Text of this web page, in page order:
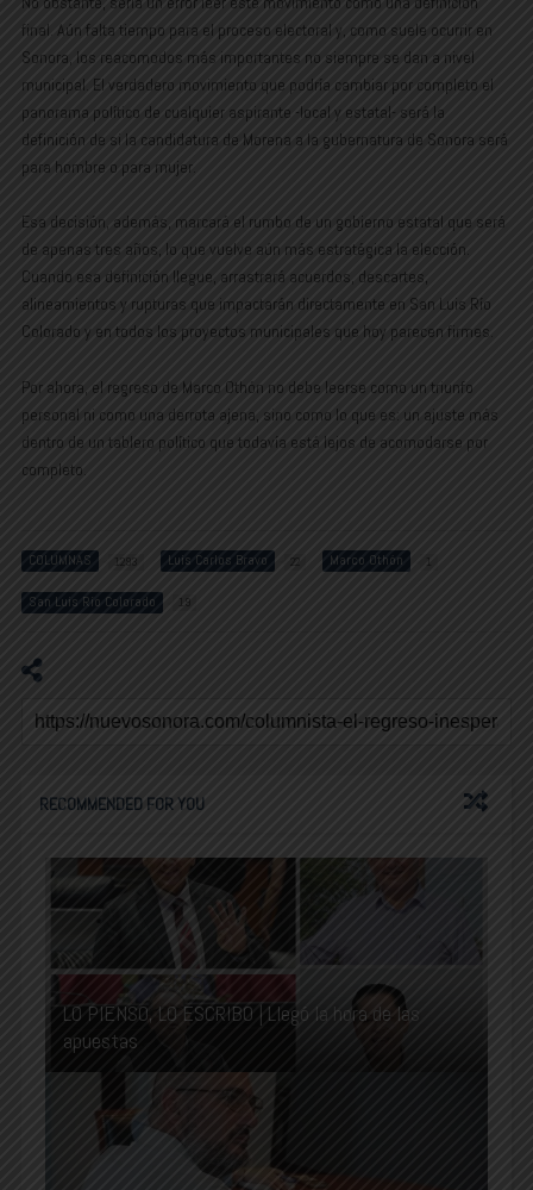
final. Aún falta tiempo para el proceso electoral y, como suele ocurrir en
Sonora, los reacomodos más importantes no siempre se dan a nivel
municipal. El verdadero movimiento que podría cambiar por completo el
panorama político de cualquier aspirante -local y estatal- será la
definición de si la candidatura de Morena a la gubernatura de Sonora será
para hombre o para mujer.
Esa decisión, además, marcará el rumbo de un gobierno estatal que será
de apenas tres años, lo que vuelve aún más estratégica la elección.
Cuando esa definición llegue, arrastrará acuerdos, descartes,
alineamientos y rupturas que impactarán directamente en San Luis Río
Colorado y en todos los proyectos municipales que hoy parecen firmes.
Por ahora, el regreso de Marco Othón no debe leerse como un triunfo
personal ni como una derrota ajena, sino como lo que es: un ajuste más
dentro de un tablero político que todavía está lejos de acomodarse por
completo.
COLUMNAS 1293 Luis Carlos Bravo 22 Marco Othón 1
San Luis Río Colorado 19
RECOMMENDED FOR YOU
LO PIENSO, LO ESCRIBO | Llegó la hora de las
apuestas